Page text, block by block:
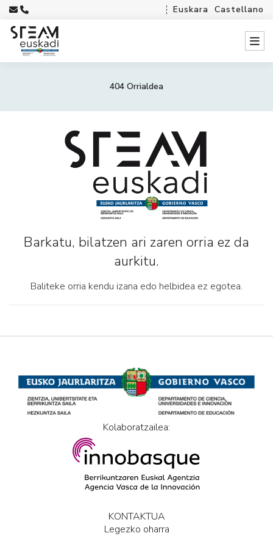
Euskara Castellano
404 Orrialdea
Barkatu, bilatzen ari zaren orria ez da
aurkitu.
Baliteke orria kendu izana edo helbidea ez egotea.
Kolaboratzailea:
KONTAKTUA
Legezko oharra